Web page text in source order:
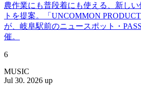
農作業にも普段着にも使える、新し
トを提案。「UNCOMMON
が、岐阜駅前のニュースポット・
催。
6
MUSIC
Jul 30. 2026 up